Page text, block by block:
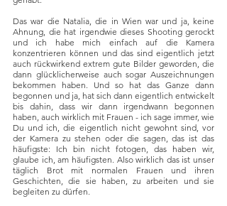
Das war die Natalia, die in Wien war und ja, keine
Ahnung, die hat irgendwie dieses Shooting gerockt
und ich habe mich einfach auf die Kamera
konzentrieren können und das sind eigentlich jetzt
auch rückwirkend extrem gute Bilder geworden, die
dann glücklicherweise auch sogar Auszeichnungen
bekommen haben. Und so hat das Ganze dann
begonnen und ja, hat sich dann eigentlich entwickelt
bis dahin, dass wir dann irgendwann begonnen
haben, auch wirklich mit Frauen - ich sage immer, wie
Du und ich, die eigentlich nicht gewohnt sind, vor
der Kamera zu stehen oder die sagen, das ist das
häufigste: Ich bin nicht fotogen, das haben wir,
glaube ich, am häufigsten. Also wirklich das ist unser
täglich Brot mit normalen Frauen und ihren
Geschichten, die sie haben, zu arbeiten und sie
begleiten zu dürfen.